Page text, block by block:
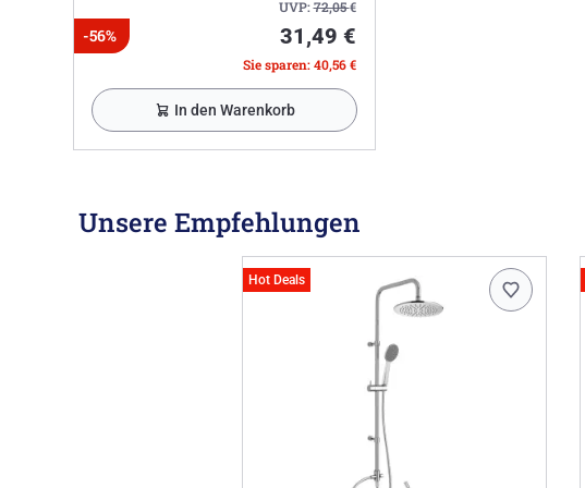
UVP:72,05€
-56% 31,49 €
Sie sparen: 40,56 €
In den Warenkorb
Unsere Empfehlungen
Hot Deals